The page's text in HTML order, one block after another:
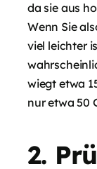
da sie aus
Wenn Sie
viel leichter
wiegt etwa
nur etwa 50
2.